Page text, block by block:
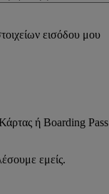
εισόδου μου
ή Boarding Pass
εμείς.